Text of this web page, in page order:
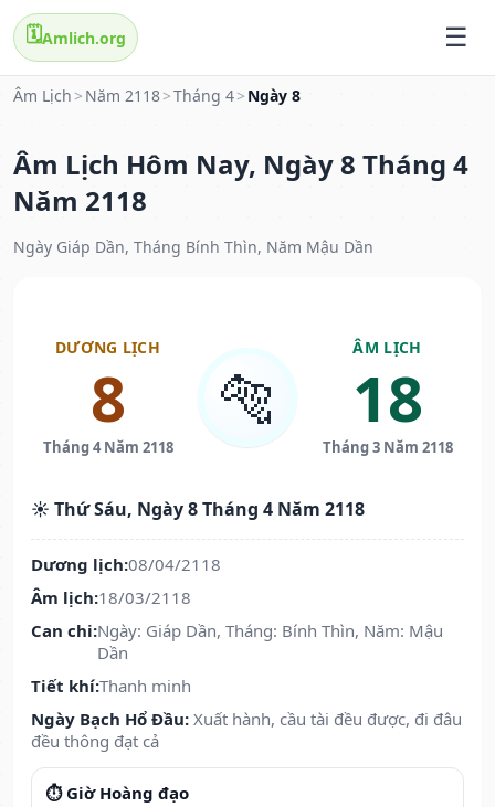
🗓️Amlich.org
Âm Lịch > Năm 2118>Tháng 4> Ngày 8
Âm Lịch Hôm Nay, Ngày 8 Tháng 4
Năm 2118
Ngày Giáp Dần, Tháng Bính Thìn, Năm Mậu Dần
DƯƠNG LỊCH
8
Tháng 4 Năm 2118
🐅
ÂM LỊCH
18
Tháng 3 Năm 2118
☀️ Thứ Sáu, Ngày 8 Tháng 4 Năm 2118
Dương lịch:08/04/2118
Âm lịch:18/03/2118
Can chi:Ngày: Giáp Dần, Tháng: Bính Thìn, Năm: Mậu
Dần
Tiết khí:Thanh minh
Ngày Bạch Hổ Đầu: Xuất hành, cầu tài đều được, đi đâu
đều thông đạt cả
⏱️ Giờ Hoàng đạo